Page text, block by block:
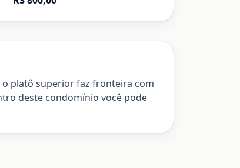
o platô superior faz fronteira com
deste condomínio você pode